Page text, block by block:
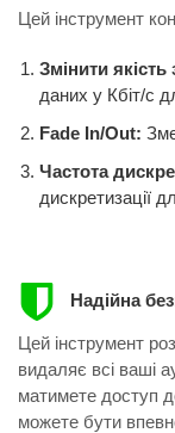
Цей інструмент
Змінити якість
даних у Кбіт/с
Fade In/Out:
Частота
дискретизації
Надійна
Цей інструмент
видаляє всі ваші
матимете доступ
можете бути